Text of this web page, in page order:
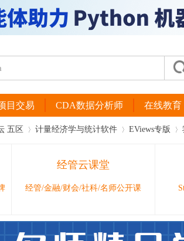
目交易 CDA数据分析师 在线教育
五区 计量经济学与统计软件 EViews专版
经管云课堂
经管/金融/财会/社科/名师公开课